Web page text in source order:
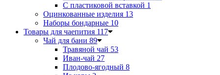
С пластиковой вставкой 1
Оцинкованные изделия 13
Наборы бондарные 10
Товары для чаепития 117
Чай для бани 89
Травяной чай 53
Иван-чай 27
Плодово-ягодный 8